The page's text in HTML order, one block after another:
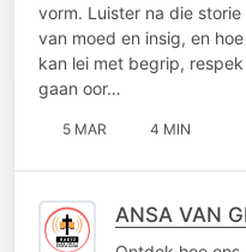
vorm. Luister na die
van moed en insig, en
kan lei met begrip,
gaan oor…
5 MAR 4 MIN
ANSA VAN